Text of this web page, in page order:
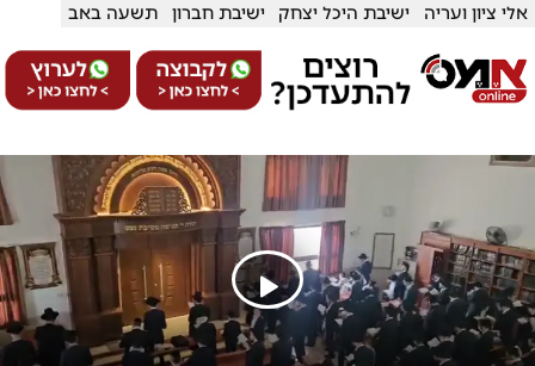
אלי ציון ועריה ישיבת היכל יצחק ישיבת חברון תשעה באב